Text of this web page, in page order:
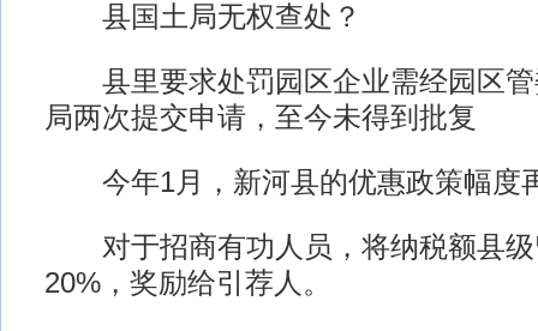
县国土局无权查处？
县里要求处罚园区企业需经园区管
局两次提交申请，至今未得到批复
今年1月，新河县的优惠政策幅度
对于招商有功人员，将纳税额县
20%，奖励给引荐人。